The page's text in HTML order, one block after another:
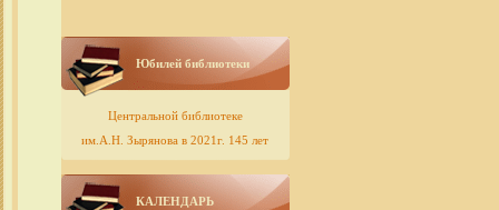
Юбилей библиотеки
Центральной библиотеке
им.А.Н. Зырянова в 2021г. 145 лет
КАЛЕНДАРЬ